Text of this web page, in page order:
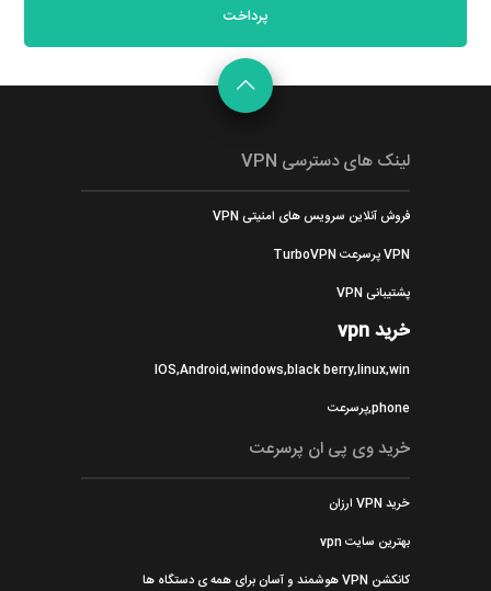
پرداخت
لینک های دسترسی VPN
فروش آنلاین سرویس های امنیتی VPN
VPN پرسرعت TurboVPN
پشتیبانی VPN
خرید vpn
IOS,Android,windows,black berry,linux,win
phone,پرسرعت
خرید وی پی ان پرسرعت
خرید VPN ارزان
بهترین سایت vpn
کانکشن VPN هوشمند و آسان برای همه ی دستگاه ها